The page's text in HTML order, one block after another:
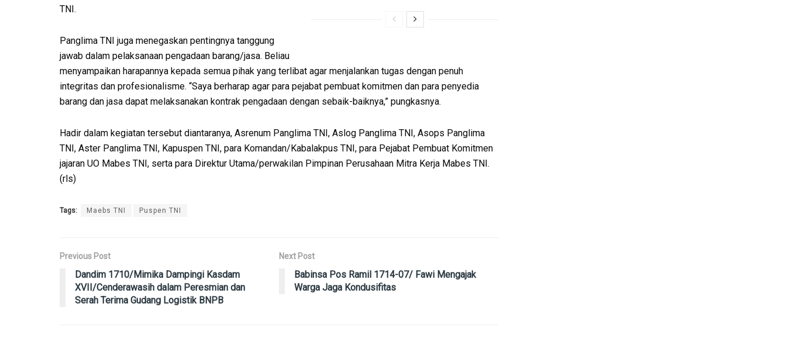
TNI.
Panglima TNI juga menegaskan pentingnya tanggung
jawab dalam pelaksanaan pengadaan barang/jasa. Beliau
menyampaikan harapannya kepada semua pihak yang terlibat agar menjalankan tugas dengan penuh
integritas dan profesionalisme. “Saya berharap agar para pejabat pembuat komitmen dan para penyedia
barang dan jasa dapat melaksanakan kontrak pengadaan dengan sebaik-baiknya,” pungkasnya.
Hadir dalam kegiatan tersebut diantaranya, Asrenum Panglima TNI, Aslog Panglima TNI, Asops Panglima
TNI, Aster Panglima TNI, Kapuspen TNI, para Komandan/Kabalakpus TNI, para Pejabat Pembuat Komitmen
jajaran UO Mabes TNI, serta para Direktur Utama/perwakilan Pimpinan Perusahaan Mitra Kerja Mabes TNI.
(rls)
Tags: Maebs TNI Puspen TNI
Previous Post
Dandim 1710/Mimika Dampingi Kasdam
XVII/Cenderawasih dalam Peresmian dan
Serah Terima Gudang Logistik BNPB
Next Post
Babinsa Pos Ramil 1714-07/ Fawi Mengajak
Warga Jaga Kondusifitas